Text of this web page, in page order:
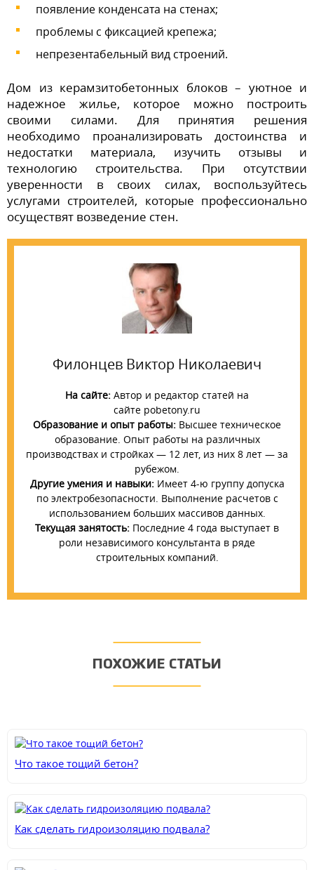
появление конденсата на стенах;
проблемы с фиксацией крепежа;
непрезентабельный вид строений.
Дом из керамзитобетонных блоков – уютное и
надежное жилье, которое можно построить
своими силами. Для принятия решения
необходимо проанализировать достоинства и
недостатки материала, изучить отзывы и
технологию строительства. При отсутствии
уверенности в своих силах, воспользуйтесь
услугами строителей, которые профессионально
осуществят возведение стен.
Филонцев Виктор Николаевич
На сайте: Автор и редактор статей на
сайте pobetony.ru
Образование и опыт работы: Высшее техническое
образование. Опыт работы на различных
производствах и стройках — 12 лет, из них 8 лет — за
рубежом.
Другие умения и навыки:Имеет 4-ю группу допуска
по электробезопасности. Выполнение расчетов с
использованием больших массивов данных.
Текущая занятость: Последние 4 года выступает в
роли независимого консультанта в ряде
строительных компаний.
ПОХОЖИЕ СТАТЬИ
Что такое тощий бетон?
Как сделать гидроизоляцию подвала?